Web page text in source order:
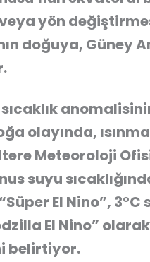
yön
doğuya, Güney
olayında,
Meteoroloji
suyu
El Nino”, 3°C
El Nino”
belirtiyor.